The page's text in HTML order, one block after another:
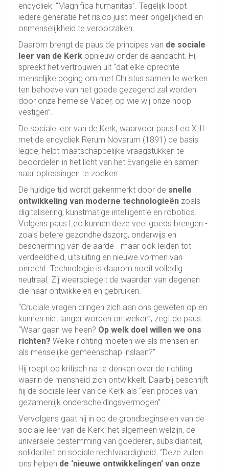
encycliek: “Magnifica humanitas”. Tegelijk loopt
iedere generatie het risico juist meer ongelijkheid en
onmenselijkheid te veroorzaken.
Daarom brengt de paus de principes van de sociale
leer van de Kerk opnieuw onder de aandacht. Hij
spreekt het vertrouwen uit “dat elke oprechte
menselijke poging om met Christus samen te werken
ten behoeve van het goede gezegend zal worden
door onze hemelse Vader, op wie wij onze hoop
vestigen”.
De sociale leer van de Kerk, waarvoor paus Leo XIII
met de encycliek Rerum Novarum (1891) de basis
legde, helpt maatschappelijke vraagstukken te
beoordelen in het licht van het Evangelie en samen
naar oplossingen te zoeken.
De huidige tijd wordt gekenmerkt door de snelle
ontwikkeling van moderne technologieën zoals
digitalisering, kunstmatige intelligentie en robotica.
Volgens paus Leo kunnen deze veel goeds brengen -
zoals betere gezondheidszorg, onderwijs en
bescherming van de aarde - maar ook leiden tot
verdeeldheid, uitsluiting en nieuwe vormen van
onrecht. Technologie is daarom nooit volledig
neutraal. Zij weerspiegelt de waarden van degenen
die haar ontwikkelen en gebruiken.
“Cruciale vragen dringen zich aan ons geweten op en
kunnen niet langer worden ontweken”, zegt de paus.
“Waar gaan we heen? Op welk doel willen we ons
richten? Welke richting moeten we als mensen en
als menselijke gemeenschap inslaan?”
Hij roept op kritisch na te denken over de richting
waarin de mensheid zich ontwikkelt. Daarbij beschrijft
hij de sociale leer van de Kerk als “een proces van
gezamenlijk onderscheidingsvermogen”.
Vervolgens gaat hij in op de grondbeginselen van de
sociale leer van de Kerk: het algemeen welzijn, de
universele bestemming van goederen, subsidiariteit,
solidariteit en sociale rechtvaardigheid. “Deze zullen
ons helpen de ‘nieuwe ontwikkelingen’ van onze